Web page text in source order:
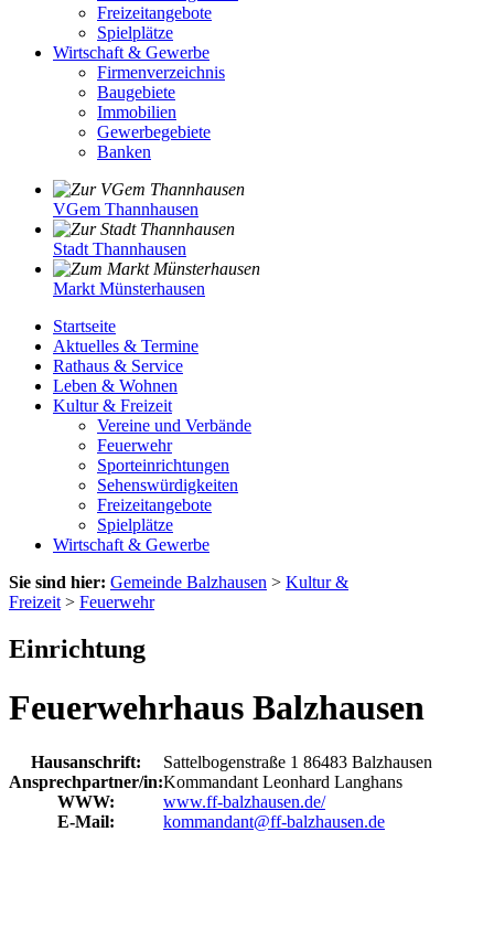
Freizeitangebote
Spielplätze
Wirtschaft & Gewerbe
Firmenverzeichnis
Baugebiete
Immobilien
Gewerbegebiete
Banken
VGem Thannhausen
Stadt Thannhausen
Markt Münsterhausen
Startseite
Aktuelles & Termine
Rathaus & Service
Leben & Wohnen
Kultur & Freizeit
Vereine und Verbände
Feuerwehr
Sporteinrichtungen
Sehenswürdigkeiten
Freizeitangebote
Spielplätze
Wirtschaft & Gewerbe
Sie sind hier: Gemeinde Balzhausen > Kultur &
Freizeit > Feuerwehr
Einrichtung
Feuerwehrhaus Balzhausen
Hausanschrift: Sattelbogenstraße 1 86483 Balzhausen
Ansprechpartner/in:Kommandant Leonhard Langhans
WWW:
www.ff-balzhausen.de/
E-Mail:
kommandant@ff-balzhausen.de